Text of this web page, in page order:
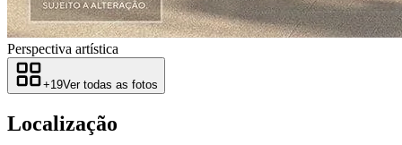
Perspectiva artística
+19Ver todas as fotos
Localização